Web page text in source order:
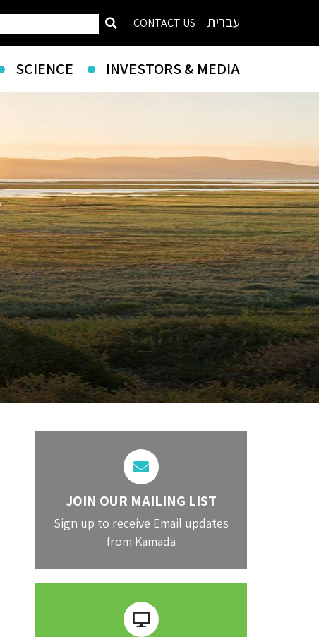
CONTACT US עברית
SCIENCE INVESTORS & MEDIA
JOIN OUR MAILING LIST
Sign up to receive Email updates
from Kamada